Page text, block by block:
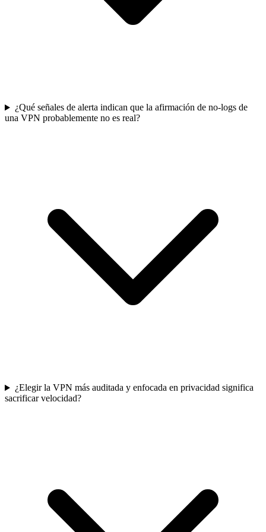
¿Qué señales de alerta indican que la afirmación de no-logs de
una VPN probablemente no es real?
¿Elegir la VPN más auditada y enfocada en privacidad significa
sacrificar velocidad?